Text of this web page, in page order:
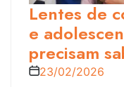
Lentes de
e
precisam
23/02/2026